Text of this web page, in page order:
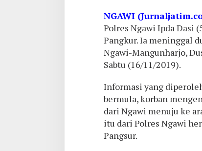
NGAWI
Polres Ngawi Ipda Dasi
Pangkur. Ia meninggal
Ngawi-Mangunharjo,
Sabtu (16/11/2019).
Informasi yang
bermula, korban
dari Ngawi menuju ke
itu dari Polres Ngawi
Pangsur.